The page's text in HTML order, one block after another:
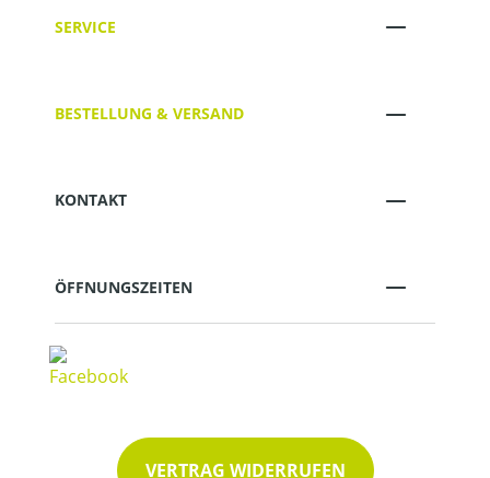
SERVICE
BESTELLUNG & VERSAND
KONTAKT
ÖFFNUNGSZEITEN
VERTRAG WIDERRUFEN